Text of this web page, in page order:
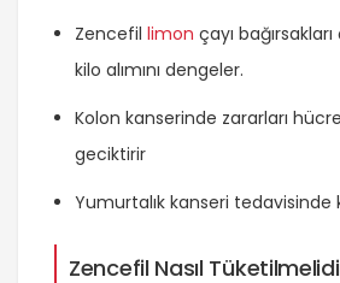
Zencefil limon çayı bağırsakları
kilo alımını dengeler.
Kolon kanserinde zararları
geciktirir
Yumurtalık kanseri tedavisinde
Zencefil Nasıl